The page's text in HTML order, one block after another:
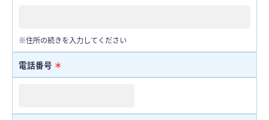
※住所の続きを入力してください
電話番号 ＊